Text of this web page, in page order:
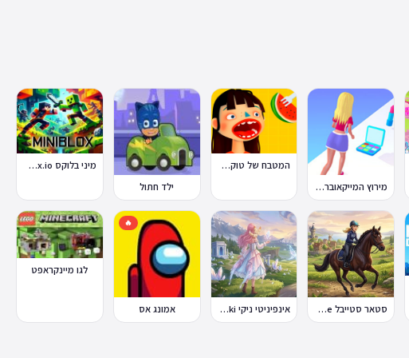
מירוץ המייקאובר Makeover Run
המטבח של טוקה בוקה
ילד חתול
מיני בלוקס Miniblox.io
סטאר סטייבל Star Stable Online
אינפיניטי ניקי Infinity Nikki
🔥
אמונג אס
לגו מיינקראפט